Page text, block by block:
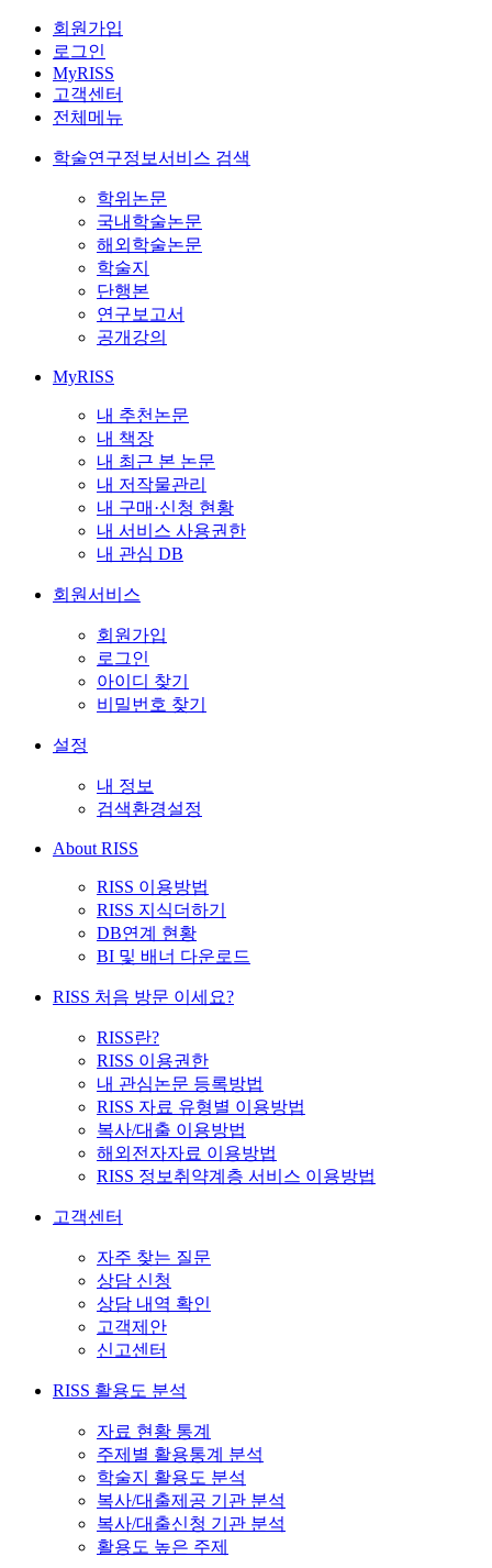
회원가입
로그인
MyRISS
고객센터
전체메뉴
학술연구정보서비스 검색
학위논문
국내학술논문
해외학술논문
학술지
단행본
연구보고서
공개강의
MyRISS
내 추천논문
내 책장
내 최근 본 논문
내 저작물관리
내 구매·신청 현황
내 서비스 사용권한
내 관심 DB
회원서비스
회원가입
로그인
아이디 찾기
비밀번호 찾기
설정
내 정보
검색환경설정
About RISS
RISS 이용방법
RISS 지식더하기
DB연계 현황
BI 및 배너 다운로드
RISS 처음 방문 이세요?
RISS란?
RISS 이용권한
내 관심논문 등록방법
RISS 자료 유형별 이용방법
복사/대출 이용방법
해외전자자료 이용방법
RISS 정보취약계층 서비스 이용방법
고객센터
자주 찾는 질문
상담 신청
상담 내역 확인
고객제안
신고센터
RISS 활용도 분석
자료 현황 통계
주제별 활용통계 분석
학술지 활용도 분석
복사/대출제공 기관 분석
복사/대출신청 기관 분석
활용도 높은 주제